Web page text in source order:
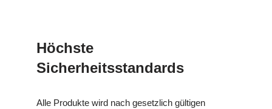
Höchste
Sicherheitsstandards
Alle Produkte wird nach gesetzlich gültigen